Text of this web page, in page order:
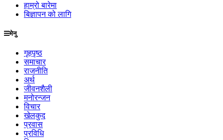
हाम्रो बारेमा
बिज्ञापन को लागि
मेनु
गृहपृष्ठ
समाचार
राजनीति
अर्थ
जीवनशैली
मनोरन्जन
विचार
खेलकुद
प्रवास
प्रविधि